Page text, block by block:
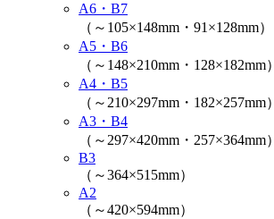
A6・B7
（～105×148mm・91×128mm）
A5・B6
（～148×210mm・128×182mm）
A4・B5
（～210×297mm・182×257mm）
A3・B4
（～297×420mm・257×364mm）
B3
（～364×515mm）
A2
（～420×594mm）